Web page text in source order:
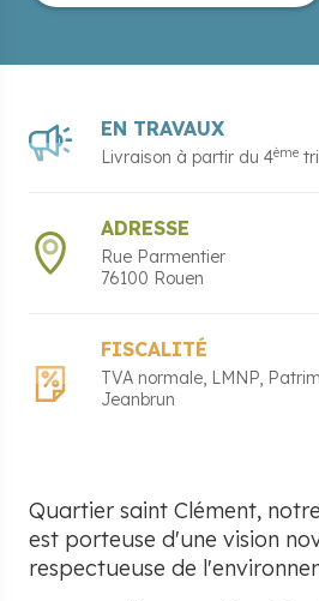
EN TRAVAUX
Livraison à partir du 4ème
ADRESSE
Rue Parmentier
76100 Rouen
FISCALITÉ
TVA normale LMNP
Jeanbrun
Quartier saint Clément,
est porteuse d'une vision
respectueuse de